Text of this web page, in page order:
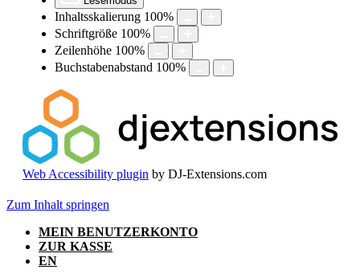
Inhaltsskalierung 100%
Schriftgröße 100%
Zeilenhöhe 100%
Buchstabenabstand 100%
Web Accessibility plugin by DJ-Extensions.com
Zum Inhalt springen
MEIN BENUTZERKONTO
ZUR KASSE
EN